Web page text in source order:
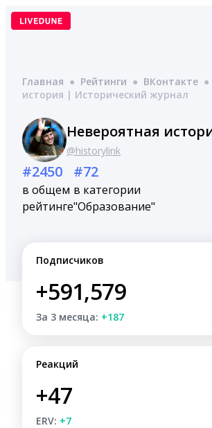
Перейти
Главная ● Рейтинги ● ВКонтакте ●
история | Исторический журнал
@historylink
#2450
в общем
рейтинге
#72
в категории
"Образование"
Подписчиков
+591,579
За 3 месяца: +187
Реакций
+47
ERV: +7